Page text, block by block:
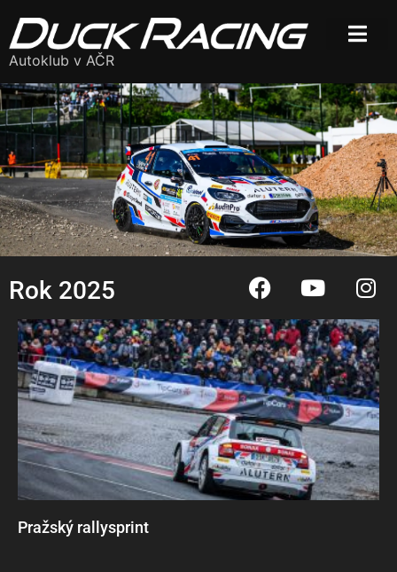
Autoklub v AČR
Rok 2025
Pražský rallysprint